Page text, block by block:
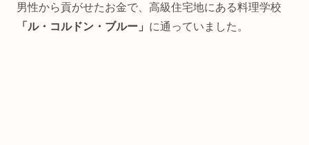
男性から貢がせたお金で、高級住宅地にある料理学校
「ル・コルドン・ブルー」 に通っていました。